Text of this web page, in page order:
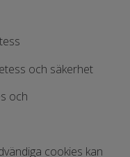
och säkerhet
och
cookies kan